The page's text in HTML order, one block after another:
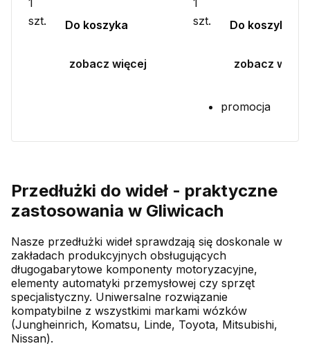
szt. Do koszyka
zobacz więcej
szt. Do koszyka
zobacz
promocja
Przedłużki do wideł - praktyczne
zastosowania w Gliwicach
Nasze przedłużki wideł sprawdzają się doskonale w
zakładach produkcyjnych obsługujących
długogabarytowe komponenty motoryzacyjne,
elementy automatyki przemysłowej czy sprzęt
specjalistyczny. Uniwersalne rozwiązanie
kompatybilne z wszystkimi markami wózków
(Jungheinrich, Komatsu, Linde, Toyota, Mitsubishi,
Nissan).